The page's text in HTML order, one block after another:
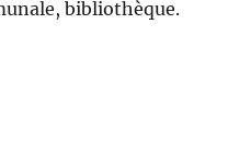
bibliothèque.